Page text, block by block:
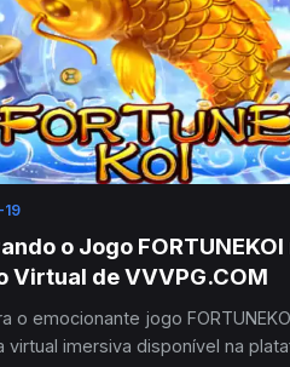
o Jogo FORTUNEKOI
Virtual de VVVPG.COM
o emocionante jogo
virtual imersiva disponível na